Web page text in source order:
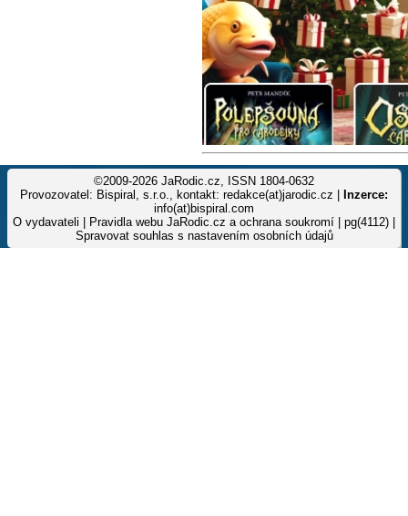
©2009-2026 JaRodic.cz, ISSN 1804-0632
Provozovatel: Bispiral, s.r.o., kontakt: redakce(at)jarodic.cz |
Inzerce:
info(at)bispiral.com
O vydavateli
Pravidla webu JaRodic.cz a ochrana soukromí | pg(4112) |
Spravovat souhlas s nastavením osobních údajů